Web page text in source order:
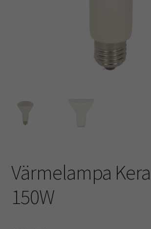
Värmelampa
150W